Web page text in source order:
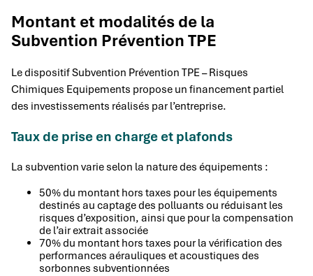
Montant et modalités de la
Subvention Prévention TPE
Le dispositif Subvention Prévention TPE – Risques
Chimiques Equipements propose un financement partiel
des investissements réalisés par l’entreprise.
Taux de prise en charge et plafonds
La subvention varie selon la nature des équipements :
50% du montant hors taxes pour les équipements
destinés au captage des polluants ou réduisant les
risques d’exposition, ainsi que pour la compensation
de l’air extrait associée
70% du montant hors taxes pour la vérification des
performances aérauliques et acoustiques des
sorbonnes subventionnées